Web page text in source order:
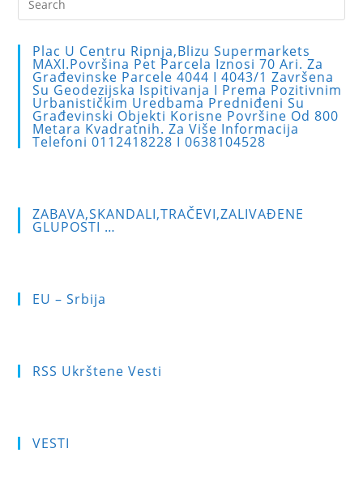
Plac U Centru Ripnja,blizu Supermarkets
MAXI.Površina Pet Parcela Iznosi 70 Ari. Za
Građevinske Parcele 4044 I 4043/1 Završena
Su Geodezijska Ispitivanja I Prema Pozitivnim
Urbanističkim Uredbama Predniđeni Su
Građevinski Objekti Korisne Površine Od 800
Metara Kvadratnih. Za Više Informacija
Telefoni 0112418228 I 0638104528
ZABAVA,SKANDALI,TRAČEVI,ZALIVAĐENE
GLUPOSTI …
EU – Srbija
RSS Ukrštene Vesti
VESTI